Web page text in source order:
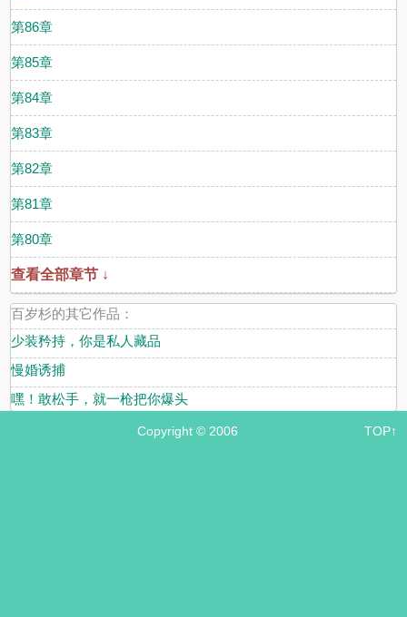
第86章
第85章
第84章
第83章
第82章
第81章
第80章
查看全部章节 ↓
百岁杉的其它作品：
少装矜持，你是私人藏品
慢婚诱捕
嘿！敢松手，就一枪把你爆头
Copyright © 2006 TOP↑